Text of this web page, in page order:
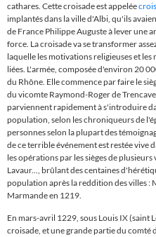
cathares. Cette croisade est appelée
implantés dans la ville d'Albi, qu'ils
de France Philippe Auguste à lever une
force. La croisade va se transformer
laquelle les motivations religieuses et
liées. L'armée, composée d'environ 20
du Rhône. Elle commence par faire le
du vicomte Raymond-Roger de
parviennent rapidement à s'introduire
population, selon les chroniqueurs de
personnes selon la plupart des
de ce terrible événement est restée vive
les opérations par les sièges de
Lavaur..., brûlant des centaines
population après la reddition des villes :
Marmande en 1219.
En mars-avril 1229, sous Louis IX (saint
croisade, et une grande partie du comté